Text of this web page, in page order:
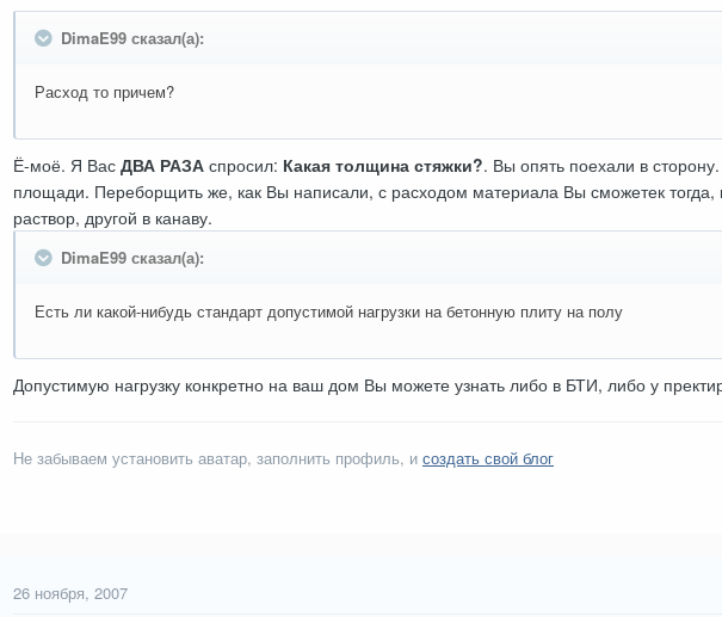
DimaE99 сказал(а):
Расход то причем?
Ё-моё. Я Вас ДВА РАЗА спросил: Какая толщина стяжки?. Вы опять поехали в
площади. Переборщить же, как Вы написали, с расходом материала Вы сможетек
раствор, другой в канаву.
DimaE99 сказал(а):
Есть ли какой-нибудь стандарт допустимой нагрузки на бетонную плиту на полу
Допустимую нагрузку конкретно на ваш дом Вы можете узнать либо в БТИ, либо у
Не забываем установить аватар, заполнить профиль, и создать свой блог
26 ноября, 2007